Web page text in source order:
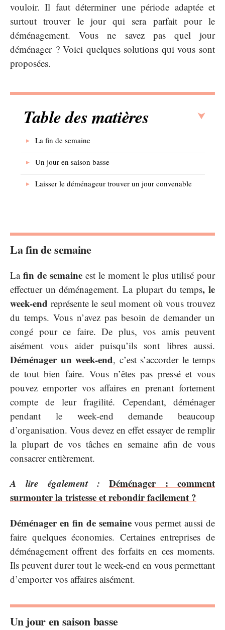
vouloir. Il faut déterminer une période adaptée et
surtout trouver le jour qui sera parfait pour le
déménagement. Vous ne savez pas quel jour
déménager ? Voici quelques solutions qui vous sont
proposées.
Table des matières
La fin de semaine
Un jour en saison basse
Laisser le déménageur trouver un jour convenable
La fin de semaine
La fin de semaine est le moment le plus utilisé pour
effectuer un déménagement. La plupart du temps, le
week-end représente le seul moment où vous trouvez
du temps. Vous n’avez pas besoin de demander un
congé pour ce faire. De plus, vos amis peuvent
aisément vous aider puisqu’ils sont libres aussi.
Déménager un week-end, c’est s’accorder le temps
de tout bien faire. Vous n’êtes pas pressé et vous
pouvez emporter vos affaires en prenant fortement
compte de leur fragilité. Cependant, déménager
pendant le week-end demande beaucoup
d’organisation. Vous devez en effet essayer de remplir
la plupart de vos tâches en semaine afin de vous
consacrer entièrement.
A lire également :
Déménager : comment
surmonter la tristesse et rebondir facilement ?
Déménager en fin de semainevous permet aussi de
faire quelques économies. Certaines entreprises de
déménagement offrent des forfaits en ces moments.
Ils peuvent durer tout le week-end en vous permettant
d’emporter vos affaires aisément.
Un jour en saison basse